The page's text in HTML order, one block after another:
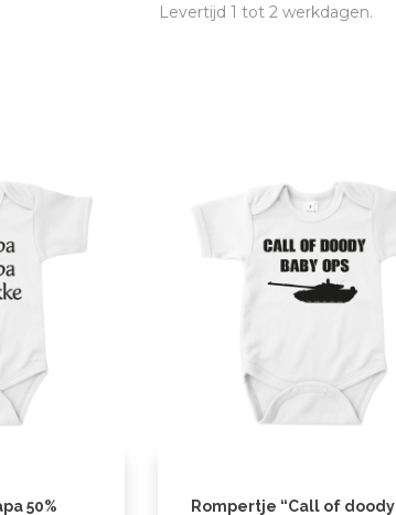
Levertijd 1 tot 2 werkdagen.
50% Rompertje “Call of doody